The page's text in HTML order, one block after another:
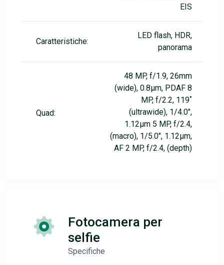
EIS
Caratteristiche:
LED flash, HDR,
panorama
Quad:
48 MP, f/1.9, 26mm
(wide), 0.8µm, PDAF 8
MP, f/2.2, 119˚
(ultrawide), 1/4.0",
1.12µm 5 MP, f/2.4,
(macro), 1/5.0", 1.12µm,
AF 2 MP, f/2.4, (depth)
Fotocamera per
selfie
Specifiche